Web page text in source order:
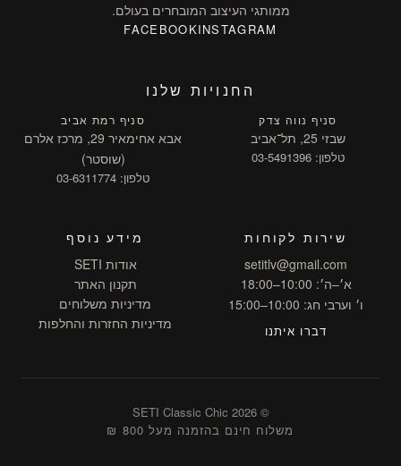
ממותגי העיצוב המובחרים בעולם.
INSTAGRAM
FACEBOOK
החנויות שלנו
סניף נווה צדק
שבזי 25, תל־אביב
טלפון: 03-5491396
סניף רמת אביב
אבא אחימאיר 29, מרכז אלרם
(שוסטר)
טלפון: 03-6311774
שירות לקוחות
setitlv@gmail.com
א׳–ה׳: 10:00–18:00
ו׳ וערבי חג: 10:00–15:00
דברו איתנו
מידע נוסף
אודות SETI
תקנון האתר
מדיניות משלוחים
מדיניות החזרות והחלפות
© 2026 SETI Classic Chic
משלוח חינם בהזמנה מעל 800 ₪